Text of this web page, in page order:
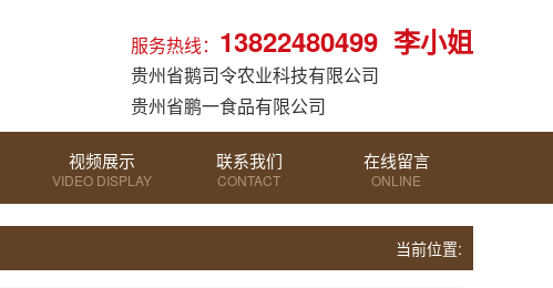
服务热线： 13822480499 李小姐
贵州省鹅司令农业科技有限公司
贵州省鹏一食品有限公司
视频展示
VIDEO DISPLAY
联系我们
CONTACT
在线留言
ONLINE
当前位置: